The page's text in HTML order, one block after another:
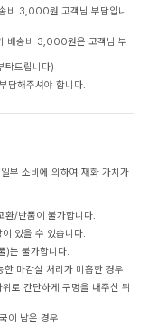
비 3,000원 고객님 부담입니
배송비 3,000원은 고객님 부
탁드립니다)
담해주셔야 합니다.
부 소비에 의하여 재화 가치가
환/반품이 불가합니다.
있을 수 있습니다.
)는 불가합니다.
마감실 처리가 미흡한 경우
로 간단하게 구멍을 내주신 뒤
이 남은 경우